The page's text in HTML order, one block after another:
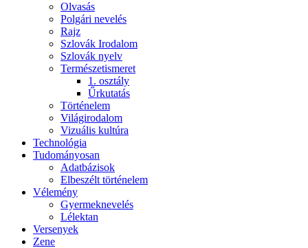
Olvasás
Polgári nevelés
Rajz
Szlovák Irodalom
Szlovák nyelv
Természetismeret
1. osztály
Űrkutatás
Történelem
Világirodalom
Vizuális kultúra
Technológia
Tudományosan
Adatbázisok
Elbeszélt történelem
Vélemény
Gyermeknevelés
Lélektan
Versenyek
Zene